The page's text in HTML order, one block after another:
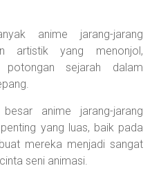
anime jarang-jarang
artistik yang menonjol,
sejarah dalam
anime jarang-jarang
yang luas, baik pada
mereka menjadi sangat
seni animasi.